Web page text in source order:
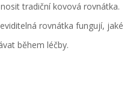
tradiční kovová rovnátka.
rovnátka fungují, jaké
během léčby.